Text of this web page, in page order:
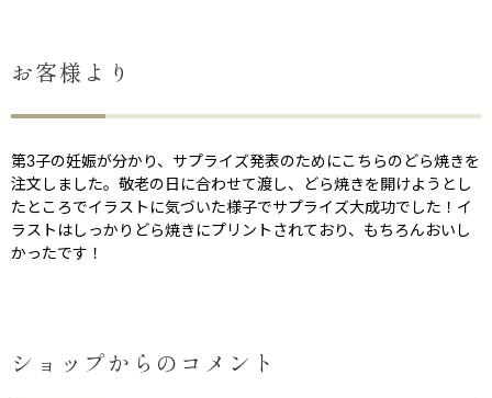
お客様より
第3子の妊娠が分かり、サプライズ発表のためにこちらのどら焼きを
注文しました。敬老の日に合わせて渡し、どら焼きを開けようとし
たところでイラストに気づいた様子でサプライズ大成功でした！イ
ラストはしっかりどら焼きにプリントされており、もちろんおいし
かったです！
ショップからのコメント